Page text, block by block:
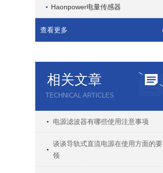
Haonpower电量传感器
查看更多
相关文章
TECHNICAL ARTICLES
电源滤波器有哪些使用注意事项
谈谈导轨式直流电源在使用方面的要
领